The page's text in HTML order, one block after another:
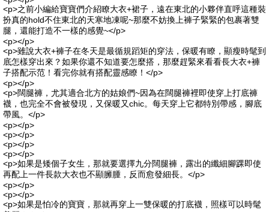
<p>之前小編給寶寶們介紹瞭大衣+裙子，遠在東北的小夥伴直呼這種裝
扮真的hold不住東北的天寒地凍呢~那麼不妨換上褲子緊緊的包裹著雙
腿，還能打造不一樣的感覺~</p>
<p></p>
<p>雖說大衣+褲子在冬天是最循規蹈矩的穿法，保暖有瞭，顯瘦時髦到
底怎樣穿出來？如果你還不知道要怎麼搭，那麼趕緊來看看長大衣+褲
子搭配示范！看完你就有搭配靈感瞭！</p>
<p></p>
<p>闊腿褲，尤其適合北方的姑娘們~因為在闊腿褲裡即使穿上打底褲
襪，也完全不會被發現，又保暖又chic。每天穿上它都特別帶感，腳底
帶風。</p>
<p></p>
<p></p>
<p></p>
<p></p>
<p>如果是矮個子女生，那就要選擇九分闊腿褲，露出的纖細腳踝即使
再配上一件長款大衣也不顯臃腫，反而愈發細長。</p>
<p></p>
<p></p>
<p>如果是怕冷的寶寶，那就再穿上一雙保暖的打底襪，照樣可以時髦